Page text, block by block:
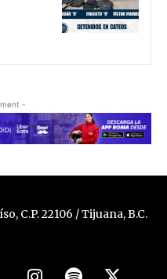
-
C.P. 22106 / Tijuana, B.C.